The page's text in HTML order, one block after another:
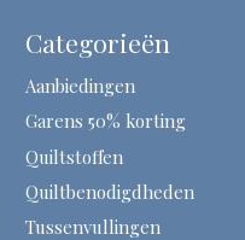
Categorieën
Aanbiedingen
Garens 50% korting
Quiltstoffen
Quiltbenodigdheden
Tussenvullingen